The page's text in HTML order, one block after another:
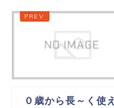
０歳から長～く使